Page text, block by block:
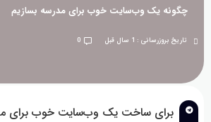
یک وب‌سایت خوب برای مدرسه بسازیم
: 1 سال قبل 0
برای ساخت یک وب‌سایت خوب برای مدرسه،